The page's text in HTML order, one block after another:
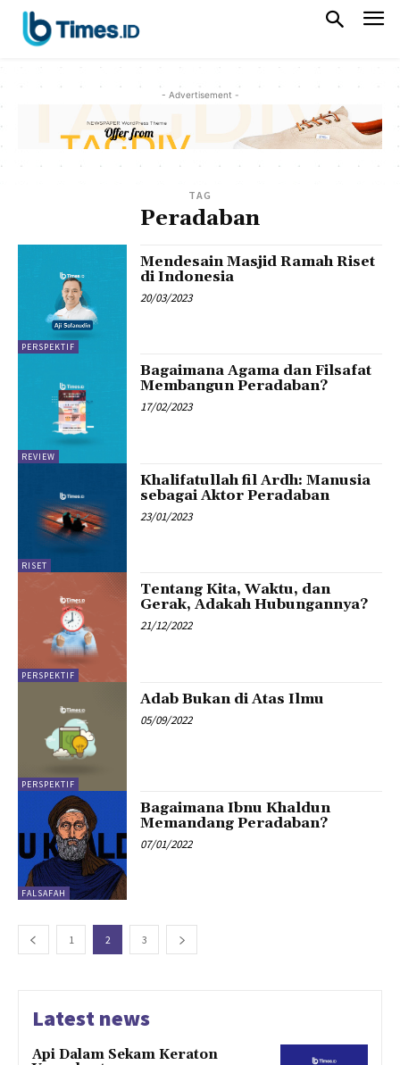
- Advertisement -
TAG
Peradaban
PERSPEKTIF
Mendesain Masjid Ramah Riset
di Indonesia
20/03/2023
REVIEW
Bagaimana Agama dan Filsafat
Membangun Peradaban?
17/02/2023
RISET
Khalifatullah fil Ardh: Manusia
sebagai Aktor Peradaban
23/01/2023
PERSPEKTIF
Tentang Kita, Waktu, dan
Gerak, Adakah Hubungannya?
21/12/2022
PERSPEKTIF
Adab Bukan di Atas Ilmu
05/09/2022
FALSAFAH
Bagaimana Ibnu Khaldun
Memandang Peradaban?
07/01/2022
1 2 3
Latest news
Api Dalam Sekam Keraton